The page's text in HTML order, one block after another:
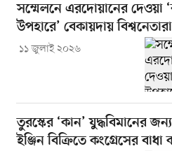
সম্মেলনে এরদোয়ানের দেওয়া
উপহারে’ বেকায়দায় বিশ্বনেতারা
১১ জুলাই ২০২৬
তুরস্কের ‘কান’ যুদ্ধবিমানের জন্য
ইঞ্জিন বিক্রিতে কংগ্রেসের বাধা